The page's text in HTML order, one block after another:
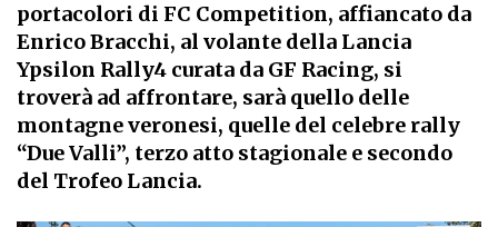
portacolori di FC Competition, affiancato da
Enrico Bracchi, al volante della Lancia
Ypsilon Rally4 curata da GF Racing, si
troverà ad affrontare, sarà quello delle
montagne veronesi, quelle del celebre rally
“Due Valli”, terzo atto stagionale e secondo
del Trofeo Lancia.